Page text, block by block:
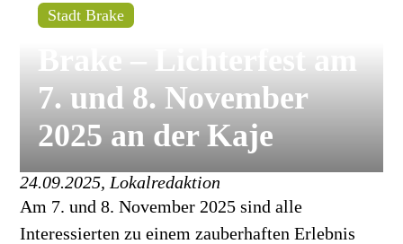
Stadt Brake
Brake – Lichterfest am
7. und 8. November
2025 an der Kaje
24.09.2025, Lokalredaktion
Am 7. und 8. November 2025 sind alle
Interessierten zu einem zauberhaften Erlebnis